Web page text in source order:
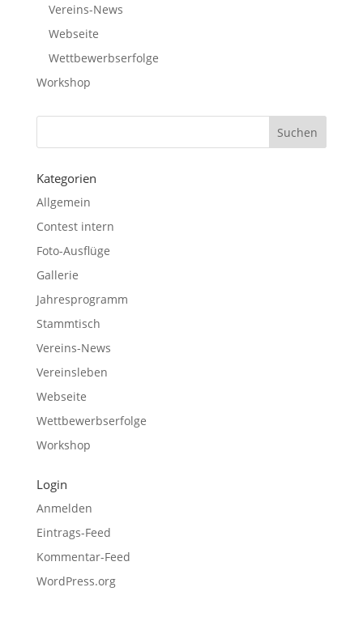
Vereins-News
Webseite
Wettbewerbserfolge
Workshop
Kategorien
Allgemein
Contest intern
Foto-Ausflüge
Gallerie
Jahresprogramm
Stammtisch
Vereins-News
Vereinsleben
Webseite
Wettbewerbserfolge
Workshop
Login
Anmelden
Eintrags-Feed
Kommentar-Feed
WordPress.org